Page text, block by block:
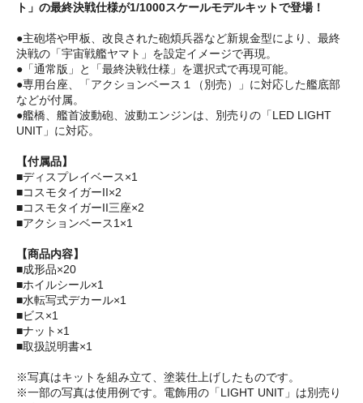
ト」の最終決戦仕様が1/1000スケールモデルキットで登場！
●主砲塔や甲板、改良された砲煩兵器など新規金型により、最終
決戦の「宇宙戦艦ヤマト」を設定イメージで再現。
●「通常版」と「最終決戦仕様」を選択式で再現可能。
●専用台座、「アクションベース１（別売）」に対応した艦底部
などが付属。
●艦橋、艦首波動砲、波動エンジンは、別売りの「LED LIGHT
UNIT」に対応。
【付属品】
■ディスプレイベース×1
■コスモタイガーII×2
■コスモタイガーII三座×2
■アクションベース1×1
【商品内容】
■成形品×20
■ホイルシール×1
■水転写式デカール×1
■ビス×1
■ナット×1
■取扱説明書×1
※写真はキットを組み立て、塗装仕上げしたものです。
※一部の写真は使用例です。電飾用の「LIGHT UNIT」は別売り